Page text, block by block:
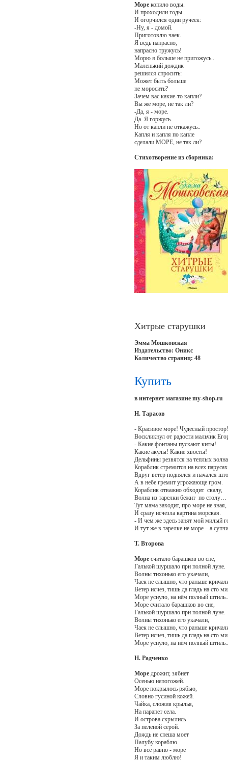
Морекопило воды.
И проходили годы..
И огорчился один ручеек:
-Ну, я - домой.
Приготовлю чаек.
Я ведь напрасно,
напрасно тружусь!
Морю я больше не пригожусь..
Маленький дождик
решился спросить:
Может быть больше
не моросить?
Зачем вас какие-то капли?
Вы же море, не так ли?
-Да, я - море.
Да. Я горжусь.
Но от капли не откажусь..
Капля и капля по капле
сделали МОРЕ, не так ли?
Стихотворение из сборника:
Хитрые старушки
Эмма Мошковская
Издательство: Оникс
Количество страниц: 48
Купить
в интернет магазине my-shop.ru
Н. Тарасов
- Красивое море! Чудесный
Воскликнул от радости мальчик
- Какие фонтаны пускают киты!
Какие акулы! Какие хвосты!
Дельфины резвятся на теплых
Кораблик стремится на всех
Вдруг ветер поднялся и начался
А в небе гремит угрожающе гром.
Кораблик отважно обходит скалу,
Волна из тарелки бежит по столу…
Тут мама заходит, про море не зная,
И сразу исчезла картина морская.
- И чем же здесь занят мой милый
И тут же в тарелке не море – а
Т. Второва
Моресчитало барашков во сне,
Галькой шуршало при полной луне.
Волны тихонько его укачали,
Чаек не слышно, что раньше
Ветер исчез, тишь да гладь на сто
Море уснуло, на нём полный
Море считало барашков во сне,
Галькой шуршало при полной луне.
Волны тихонько его укачали,
Чаек не слышно, что раньше
Ветер исчез, тишь да гладь на сто
Море уснуло, на нём полный
Н. Радченко
Моредрожит, зябнет
Осенью непогожей.
Море покрылось рябью,
Словно гусиной кожей.
Чайка, сложив крылья,
На парапет села.
И острова скрылись
За пеленой серой.
Дождь не спеша моет
Палубу кораблю.
Но всё равно - море
Я и таким люблю!